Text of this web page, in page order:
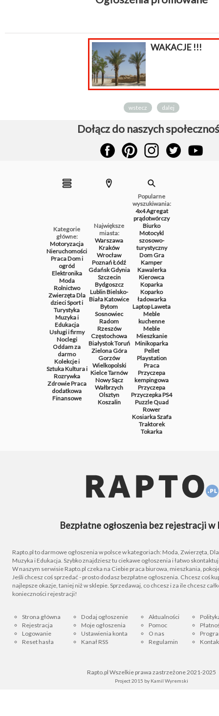
WAKACJE !!!
wstecz dalej
Dołącz do naszych
Kategorie
główne:
Motoryzacja
Nieruchomości
PracaDom i
ogród
Elektronika
Moda
Rolnictwo
ZwierzętaDla
dzieciSport i
Turystyka
Muzyka i
Edukacja
Usługi i firmy
Noclegi
Oddam za
darmo
Kolekcje i
SztukaKultura i
Rozrywka
ZdrowiePraca
dodatkowa
Finansowe
Największe
miasta:
Warszawa
Kraków
Wrocław
PoznańŁódź
GdańskGdynia
Szczecin
Bydgoszcz
LublinBielsko-
BiałaKatowice
Bytom
Sosnowiec
Radom
Rzeszów
Częstochowa
BiałystokToruń
Zielona Góra
Gorzów
Wielkopolski
KielceTarnów
Nowy Sącz
Wałbrzych
Olsztyn
Koszalin
Popularne
wyszukiwania:
4x4Agregat
prądotwórczy
Biurko
Motocykl
szosowo-
turystyczny
DomGra
Kamper
Kawalerka
Kierowca
Koparka
Koparko
ładowarka
LaptopLaweta
Meble
kuchenne
Meble
Mieszkanie
Minikoparka
Pellet
Playstation
Praca
Przyczepa
kempingowa
Przyczepa
PrzyczepkaPS4
PuzzleQuad
Rower
KosiarkaSzafa
Traktorek
Tokarka
Bezpłatne ogłoszenia bez rejestracji w
Rapto.pl to darmowe ogłoszenia w polsce w kategoriach: Moda, Zwierzęta, Dla
Muzyka i Edukacja. Szybko znajdziesz tu ciekawe ogłoszenia i łatwo
W naszym serwisie Rapto.pl czeka na Ciebie praca biurowa, mieszkania,
Jeśli chcesz coś sprzedać - prosto dodasz bezpłatne ogłoszenia. Chcesz coś
najlepsze okazje, taniej niż w sklepie. Sprzedawaj, co chcesz i za ile chcesz
konieczności rejestracji!
Strona główna
Rejestracja
Logowanie
Reset hasła
Dodaj ogłoszenie
Moje ogłoszenia
Ustawienia konta
Kanał RSS
Aktualności
Pomoc
O nas
Regulamin
Rapto.pl Wszelkie prawa zastrzeżone 2021-2025
Project 2015 by Kamil Wyremski